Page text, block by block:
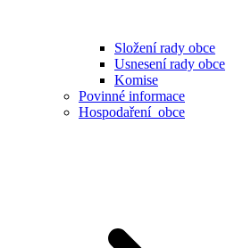
Složení rady obce
Usnesení rady obce
Komise
Povinné informace
Hospodaření obce